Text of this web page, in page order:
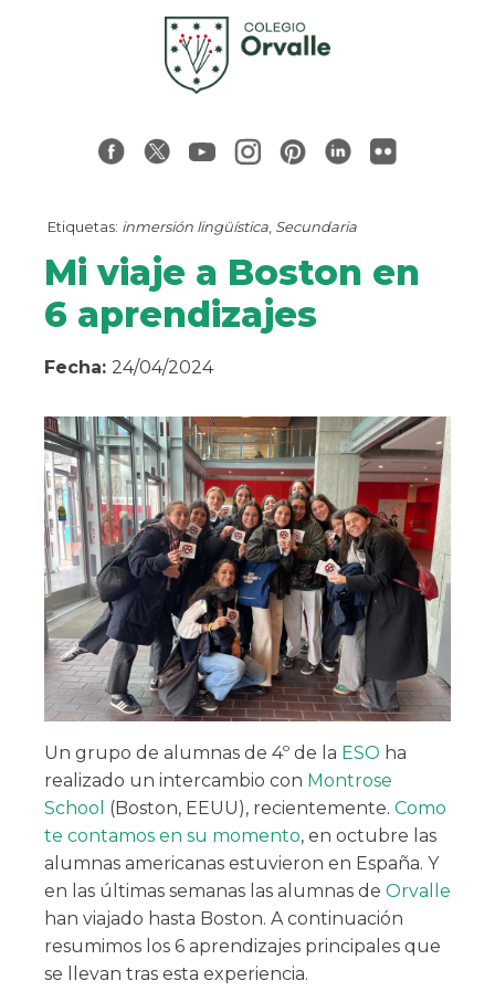
Etiquetas: inmersión lingüística, Secundaria
Mi viaje a Boston en
6 aprendizajes
Fecha: 24/04/2024
Un grupo de alumnas de 4º de la ESO ha
realizado un intercambio con Montrose
School (Boston, EEUU), recientemente. Como
te contamos en su momento, en octubre las
alumnas americanas estuvieron en España. Y
en las últimas semanas las alumnas de Orvalle
han viajado hasta Boston. A continuación
resumimos los 6 aprendizajes principales que
se llevan tras esta experiencia.